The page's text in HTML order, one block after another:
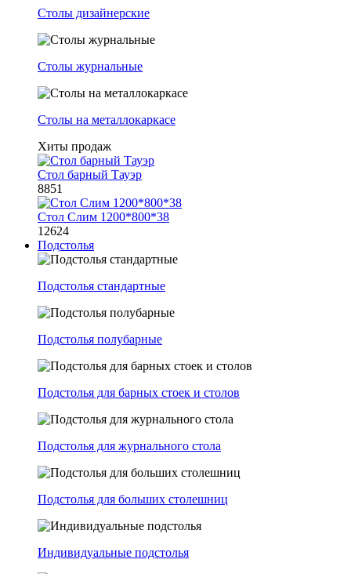
Столы дизайнерские
Столы журнальные
Столы на металлокаркасе
Хиты продаж
Стол барный Тауэр
8851
Стол Слим 1200*800*38
12624
Подстолья
Подстолья стандартные
Подстолья полубарные
Подстолья для барных стоек и столов
Подстолья для журнального стола
Подстолья для больших столешниц
Индивидуальные подстолья